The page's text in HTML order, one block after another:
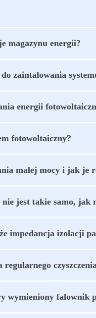
magazynu energii?
zaintalowania
energii
fotowoltaiczny?
małej mocy i jak je
jest takie samo, jak
impedancja izolacji
wymieniony falownik